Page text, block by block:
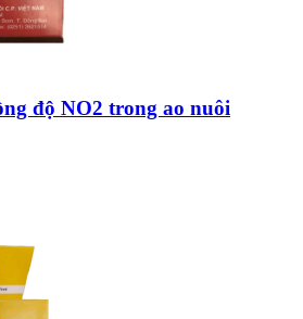
độ NO2 trong ao nuôi